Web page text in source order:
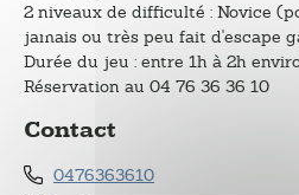
2 niveaux de difficulté : Novice
jamais ou très peu fait d'escape
Durée du jeu : entre 1h à 2h
Réservation au 04 76 36 36 10
Contact
0476363610